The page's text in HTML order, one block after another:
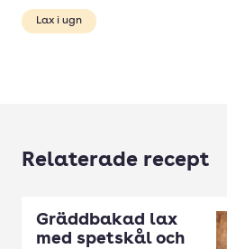
Lax i ugn
Relaterade recept
Gräddbakad lax
med spetskål och